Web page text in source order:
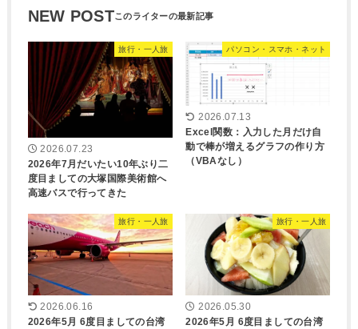
NEW POST
旅行・一人旅
2026.07.23
2026年7月だいたい10年ぶり二
度目ましての大塚国際美術館へ
高速バスで行ってきた
パソコン・スマホ・ネット
2026.07.13
Excel関数：入力した月だけ自
動で棒が増えるグラフの作り方
（VBAなし）
旅行・一人旅
2026.06.16
2026年5月 6度目ましての台湾
旅行・一人旅
2026.05.30
2026年5月 6度目ましての台湾